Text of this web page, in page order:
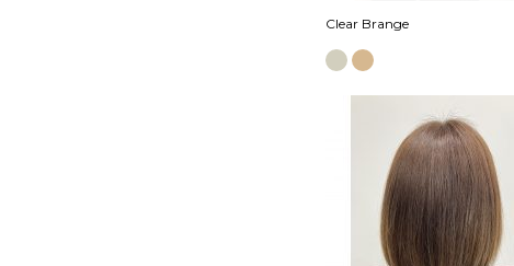
Clear Brange